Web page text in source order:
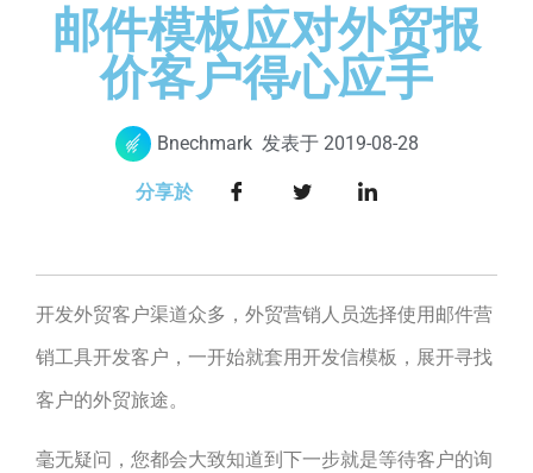
邮件模板应对外贸报
价客户得心应手
Bnechmark 发表于 2019-08-28
分享於
开发外贸客户渠道众多，外贸营销人员选择使用邮件营
销工具开发客户，一开始就套用开发信模板，展开寻找
客户的外贸旅途。
毫无疑问，您都会大致知道到下一步就是等待客户的询